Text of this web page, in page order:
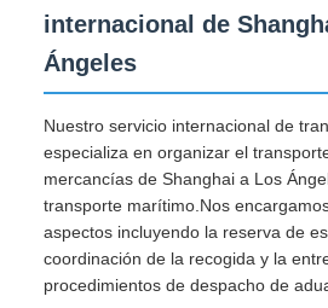
internacional de
Ángeles
Nuestro servicio internacional de
especializa en organizar el
mercancías de Shanghai a Los
transporte marítimo.Nos
aspectos incluyendo la reserva de
coordinación de la recogida y la
procedimientos de despacho de